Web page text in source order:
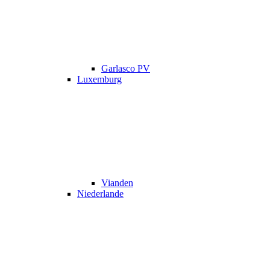
Garlasco PV
Luxemburg
Vianden
Niederlande